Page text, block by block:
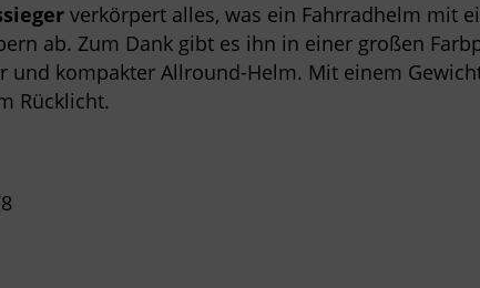
verkörpert alles, was ein Fahrradhelm mit
ab. Zum Dank gibt es ihn in einer großen
und kompakter Allround-Helm. Mit einem
Rücklicht.